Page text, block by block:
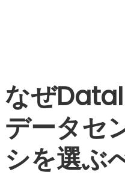
なぜ
データセ
シを選ぶ